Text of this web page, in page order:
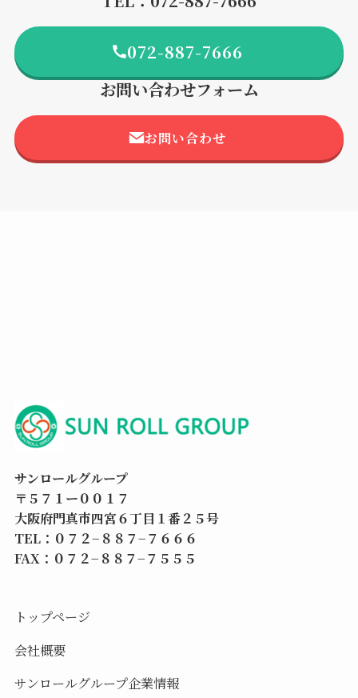
072-887-7666
お問い合わせフォーム
お問い合わせ
サンロールグループ
〒５７１ー００１７
大阪府門真市四宮６丁目１番２５号
TEL：０７２−８８７−７６６６
FAX：０７２−８８７−７５５５
トップページ
会社概要
サンロールグループ企業情報